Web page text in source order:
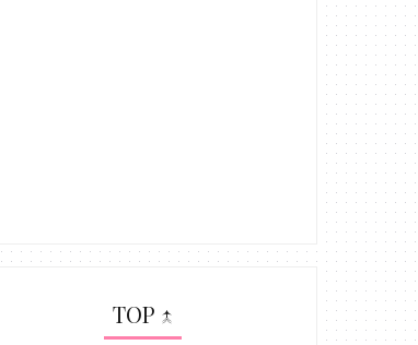
MÚSICA: Chris Brown feat.
MÚSICA:
TOP ↑